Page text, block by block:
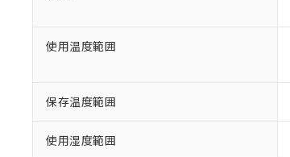
使用温度範囲
保存温度範囲
使用湿度範囲